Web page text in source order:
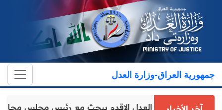
جمهورية العراق-وزارة العدل
وكيل وزارة العدل الاقدم يبحث مع رئيس مجلس